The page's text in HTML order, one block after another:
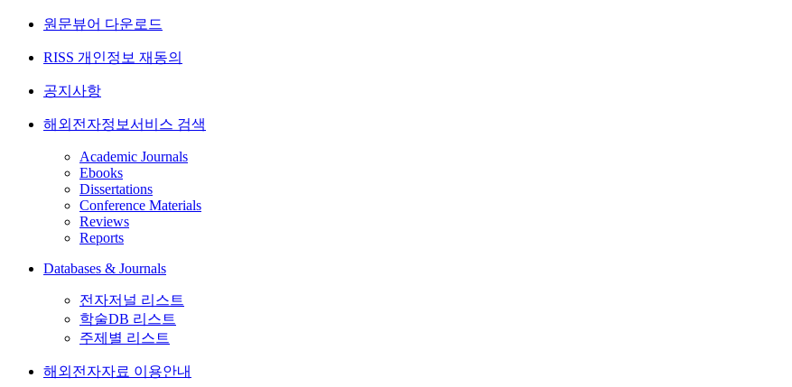
원문뷰어 다운로드
RISS 개인정보 재동의
공지사항
해외전자정보서비스 검색
Academic Journals
Ebooks
Dissertations
Conference Materials
Reviews
Reports
Databases & Journals
전자저널 리스트
학술DB 리스트
주제별 리스트
해외전자자료 이용안내